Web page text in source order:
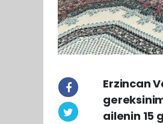
Erzincan
ailenin 15